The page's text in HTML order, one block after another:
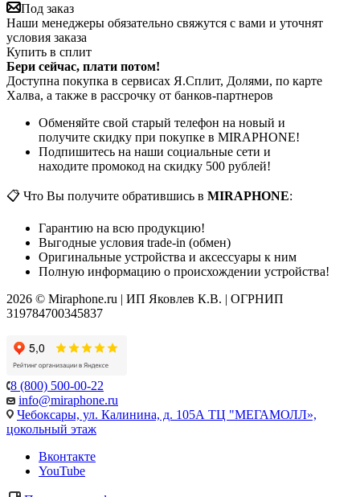
Под заказ
Наши менеджеры обязательно свяжутся с вами и уточнят
условия заказа
Купить в сплит
Бери сейчас, плати потом!
Доступна покупка в сервисах Я.Сплит, Долями, по карте
Халва, а также в рассрочку от банков-партнеров
Обменяйте свой старый телефон на новый и
получите скидку при покупке в MIRAPHONE!
Подпишитесь на наши социальные сети и
находите промокод на скидку 500 рублей!
📋 Что Вы получите обратившись в MIRAPHONE:
Гарантию на всю продукцию!
Выгодные условия trade-in (обмен)
Оригинальные устройства и аксессуары к ним
Полную информацию о происхождении устройства!
2026 © Miraphone.ru | ИП Яковлев К.В. | ОГРНИП
319784700345837
8 (800) 500-00-22
info@miraphone.ru
Чебоксары, ул. Калинина, д. 105А ТЦ "МЕГАМОЛЛ»,
цокольный этаж
Вконтакте
YouTube